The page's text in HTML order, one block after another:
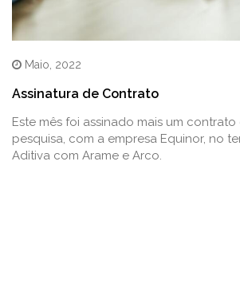
Maio, 2022
Assinatura de Contrato
Este mês foi assinado mais um
pesquisa, com a empresa Equinor, no
Aditiva com Arame e Arco.